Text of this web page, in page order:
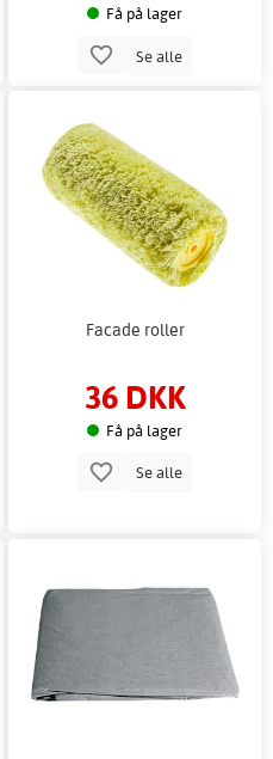
Få på lager
Se alle
Facade roller
36 DKK
Få på lager
Se alle